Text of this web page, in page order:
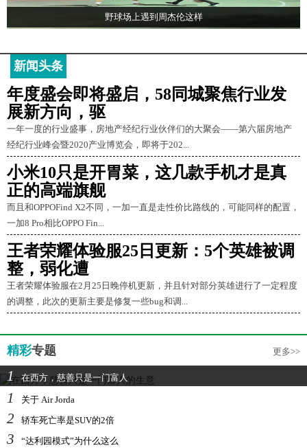
野球场上遇到周杰伦这样
新闻头条
年度盛会即将盛启，58同城聚焦行业发
展新方向，驱
一年一度的行业盛事，房地产经纪行业伙伴们的大聚会——第六届房地产
经纪行业峰会暨2020产业博览会，即将于202...
小米10只是开胃菜，这几款手机才是真
正的高端旗舰
而且和OPPOFind X2不同，一加一直是走性价比路线的，可能同样的配置，
一加8 Pro相比OPPO Fin...
王者荣耀体验服25日更新：5个英雄被调
整，弱化遭
王者荣耀体验服在2月25日晚停机更新，并且针对部分英雄进行了一定程度
的调整，此次的更新主要是修复一些bug和调...
精彩专题 更多>>
1 在西方，慈善只是一门富人
1 关于 Air Jorda
2 轿车死亡率是SUV的2倍
3 “达利园模式”为什么这么